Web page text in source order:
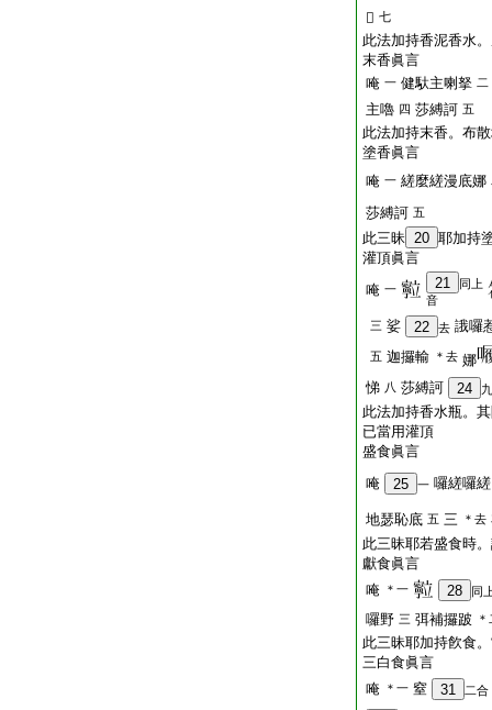
𤙖 七
此法加持香泥香水
末香眞言
唵 一 健馱主喇拏 二
主嚕 四 莎縛訶 五
此法加持末香。布
塗香眞言
唵 一 縒麼縒漫底娜
莎縛訶 五
此三昧 20 耶加持
灌頂眞言
唵 一 21
同上
音
三 娑 22 去 誐囉
五 迦攞輸 ＊去 娜
悌 八 莎縛訶 24 九
此法加持香水瓶。
已當用灌頂
盛食眞言
唵
25 一 囉縒囉縒
地瑟恥底 五 三 ＊去
此三昧耶若盛食時
獻食眞言
唵 ＊一 28 同
囉野 三 弭補攞跛
此三昧耶加持飮食
三白食眞言
唵 ＊一 窒 31 二合